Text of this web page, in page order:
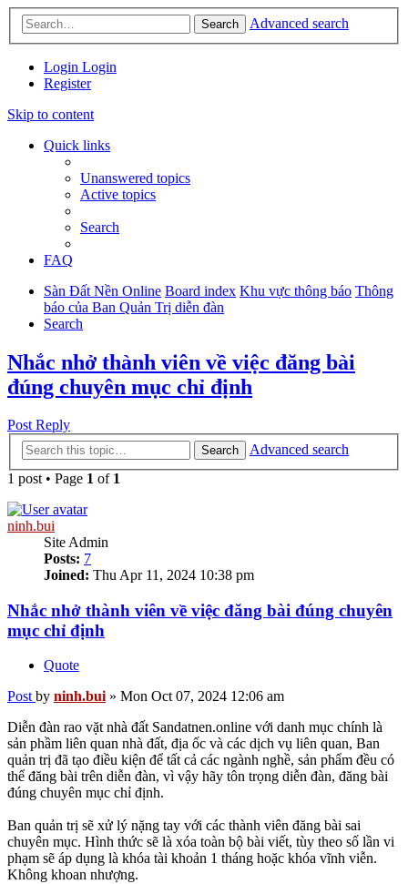
Search Advanced search
Login Login
Register
Skip to content
Quick links
Unanswered topics
Active topics
Search
FAQ
Sàn Đất Nền Online Board index Khu vực thông báo Thông
báo của Ban Quản Trị diễn đàn
Search
Nhắc nhở thành viên về việc đăng bài
đúng chuyên mục chỉ định
Post Reply
Search
Advanced search
1 post • Page 1 of 1
ninh.bui
Site Admin
Posts: 7
Joined: Thu Apr 11, 2024 10:38 pm
Nhắc nhở thành viên về việc đăng bài đúng chuyên
mục chỉ định
Quote
Post by ninh.bui» Mon Oct 07, 2024 12:06 am
Diễn đàn rao vặt nhà đất Sandatnen.online với danh mục chính là
sản phầm liên quan nhà đất, địa ốc và các dịch vụ liên quan, Ban
quản trị đã tạo điều kiện để tất cả các ngành nghề, sản phẩm đều có
thể đăng bài trên diễn đàn, vì vậy hãy tôn trọng diễn đàn, đăng bài
đúng chuyên mục chỉ định.
Ban quản trị sẽ xử lý nặng tay với các thành viên đăng bài sai
chuyên mục. Hình thức sẽ là xóa toàn bộ bài viết, tùy theo số lần vi
phạm sẽ áp dụng là khóa tài khoản 1 tháng hoặc khóa vĩnh viễn.
Không khoan nhượng.